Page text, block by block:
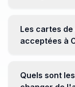
soyez attentif
de vos devises.
Les cartes
acceptées à
Cependant,
Quels sont